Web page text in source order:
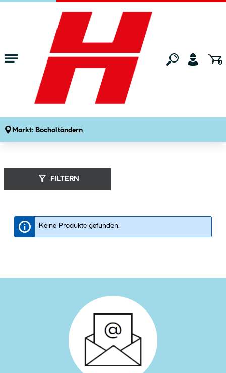
Zum Hauptinhalt springen
Markt: Bocholtändern
Marken Biohort
Biohort ( Produkte
FILTERN
Keine Produkte gefunden.